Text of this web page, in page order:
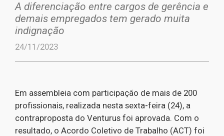
A diferenciação entre cargos de gerência e
demais empregados tem gerado muita
indignação
24/11/2023
Em assembleia com participação de mais de 200
profissionais, realizada nesta sexta-feira (24), a
contraproposta do Venturus foi aprovada. Com o
resultado, o Acordo Coletivo de Trabalho (ACT) foi